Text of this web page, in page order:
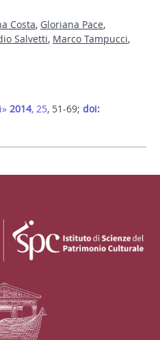
Costa, Gloriana Pace,
Salvetti, Marco Tampucci,
2014, 25, 51-69; doi: